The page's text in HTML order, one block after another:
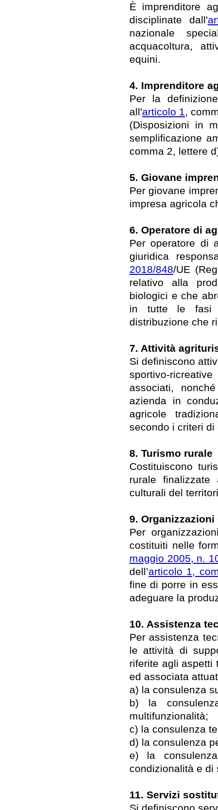
È imprenditore
disciplinate dall'
nazionale
acquacoltura,
equini.
4. Imprenditore
Per la
all'articolo 1
,
(Disposizioni in
semplificazione
comma 2, lettere
5. Giovane
Per giovane
impresa agricola
6. Operatore di
Per operatore di
giuridica
2018/848/UE
relativo alla
biologici e che
in tutte le fasi
distribuzione che
7. Attività
Si definiscono
sportivo-
associati,
azienda in
agricole
secondo i criteri
8. Turismo rurale
Costituiscono
rurale
culturali del
9.
Per
costituiti nelle
maggio 2005, n.
dell’articolo 1,
fine di porre in
adeguare la
10. Assistenza
Per assistenza
le attività di
riferite agli aspetti
ed associata
a) la consulenza
b) la
multifunzionalità;
c) la consulenza
d) la consulenza
e) la
condizionalità e di
11. Servizi
Si definiscono